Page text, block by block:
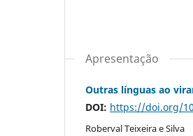
Apresentação
Outras línguas ao
DOI: https://doi.org/
Roberval Teixeira e Silva